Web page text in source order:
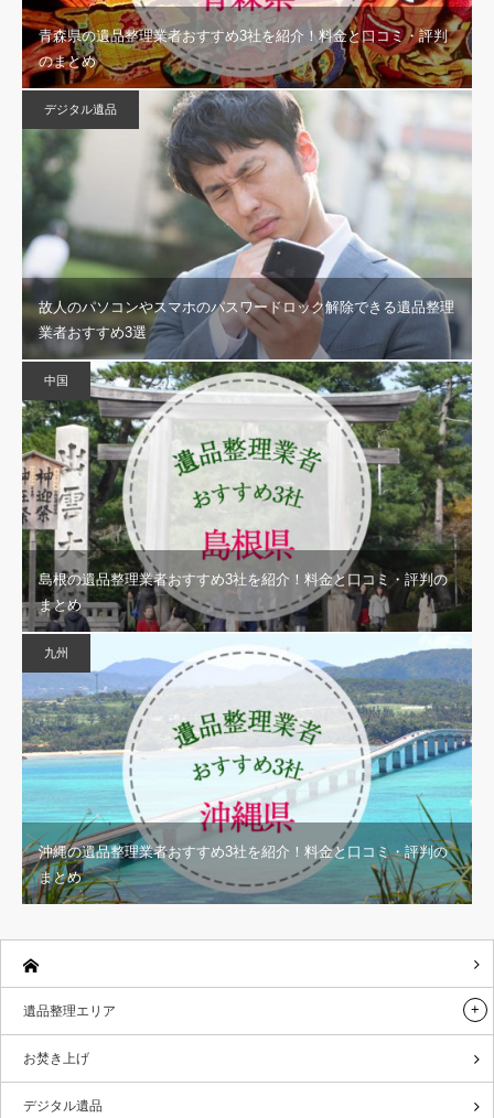
青森県の遺品整理業者おすすめ3社を紹介！料金と口コミ・評判
のまとめ
デジタル遺品
故人のパソコンやスマホのパスワードロック解除できる遺品整理
業者おすすめ3選
中国
島根の遺品整理業者おすすめ3社を紹介！料金と口コミ・評判の
まとめ
九州
沖縄の遺品整理業者おすすめ3社を紹介！料金と口コミ・評判の
まとめ
遺品整理エリア
お焚き上げ
デジタル遺品